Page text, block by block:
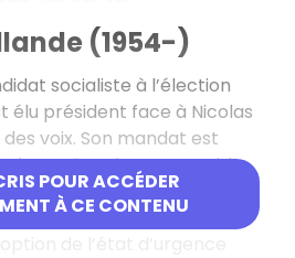
POUR ACCÉDER
À CE CONTENU
(1954-)
socialiste à l’élection
élu président face à Nicolas
des voix. Son mandat est
le mariage homosexuel, la
sur le climat, de
militaires en Afrique